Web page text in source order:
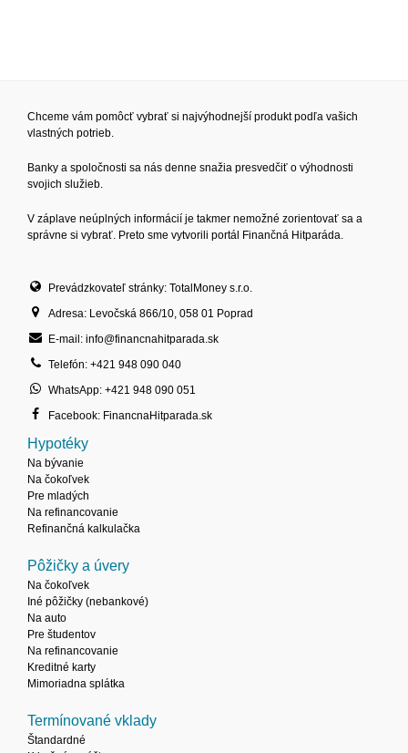
Chceme vám pomôcť vybrať si najvýhodnejší produkt podľa vašich
vlastných potrieb.
Banky a spoločnosti sa nás denne snažia presvedčiť o výhodnosti
svojich služieb.
V záplave neúplných informácií je takmer nemožné zorientovať sa a
správne si vybrať. Preto sme vytvorili portál Finančná Hitparáda.
Prevádzkovateľ stránky: TotalMoney s.r.o.
Adresa: Levočská 866/10, 058 01 Poprad
E-mail: info@financnahitparada.sk
Telefón: +421 948 090 040
WhatsApp: +421 948 090 051
Facebook: FinancnaHitparada.sk
Hypotéky
Na bývanie
Na čokoľvek
Pre mladých
Na refinancovanie
Refinančná kalkulačka
Pôžičky a úvery
Na čokoľvek
Iné pôžičky (nebankové)
Na auto
Pre študentov
Na refinancovanie
Kreditné karty
Mimoriadna splátka
Termínované vklady
Štandardné